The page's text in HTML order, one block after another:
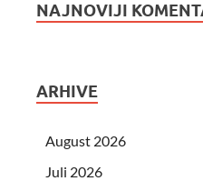
NAJNOVIJI
ARHIVE
August 2026
Juli 2026